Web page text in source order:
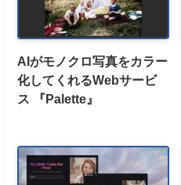
AIがモノクロ写真をカラー
化してくれるWebサービ
ス 『Palette』